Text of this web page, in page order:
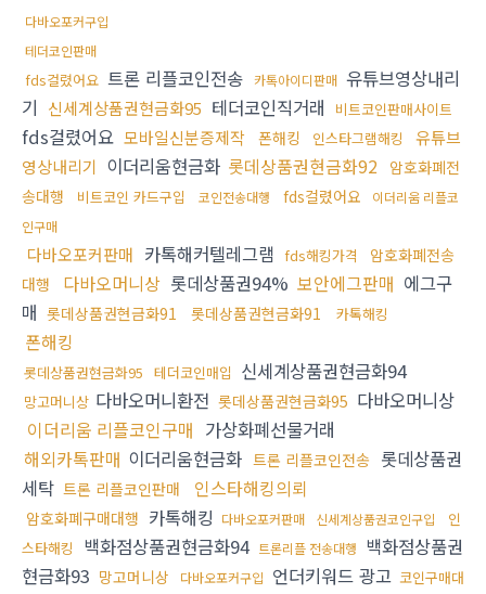
다바오포커구입
테더코인판매
fds걸렸어요 트론 리플코인전송 카톡아이디판매 유튜브영상내리
기 신세계상품권현금화95 테더코인직거래 비트코인판매사이트
fds걸렸어요 모바일신분증제작 폰해킹 인스타그램해킹
유튜브
영상내리기 이더리움현금화 롯데상품권현금화92 암호화폐전
송대행
비트코인 카드구입 코인전송대행 fds걸렸어요
이더리움 리플코
인구매
다바오포커판매 카톡해커텔레그램 fds해킹가격
암호화폐전송
대행
다바오머니상 롯데상품권94% 보안에그판매 에그구
매 롯데상품권현금화91 롯데상품권현금화91 카톡해킹
폰해킹
롯데상품권현금화95 테더코인매입 신세계상품권현금화94
망고머니상 다바오머니환전 롯데상품권현금화95 다바오머니상
이더리움 리플코인구매 가상화폐선물거래
해외카톡판매 이더리움현금화 트론 리플코인전송 롯데상품권
세탁 트론 리플코인판매 인스타해킹의뢰
암호화폐구매대행 카톡해킹 다바오포커판매 신세계상품권코인구입
인
스타해킹
백화점상품권현금화94 트론리플 전송대행 백화점상품권
현금화93 망고머니상 다바오포커구입 언더키워드 광고 코인구매대